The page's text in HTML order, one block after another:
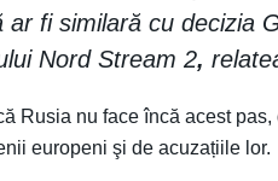
ar fi similară cu decizia
Nord Stream 2,
Rusia nu face încă acest
europeni şi de acuzațiile lor.